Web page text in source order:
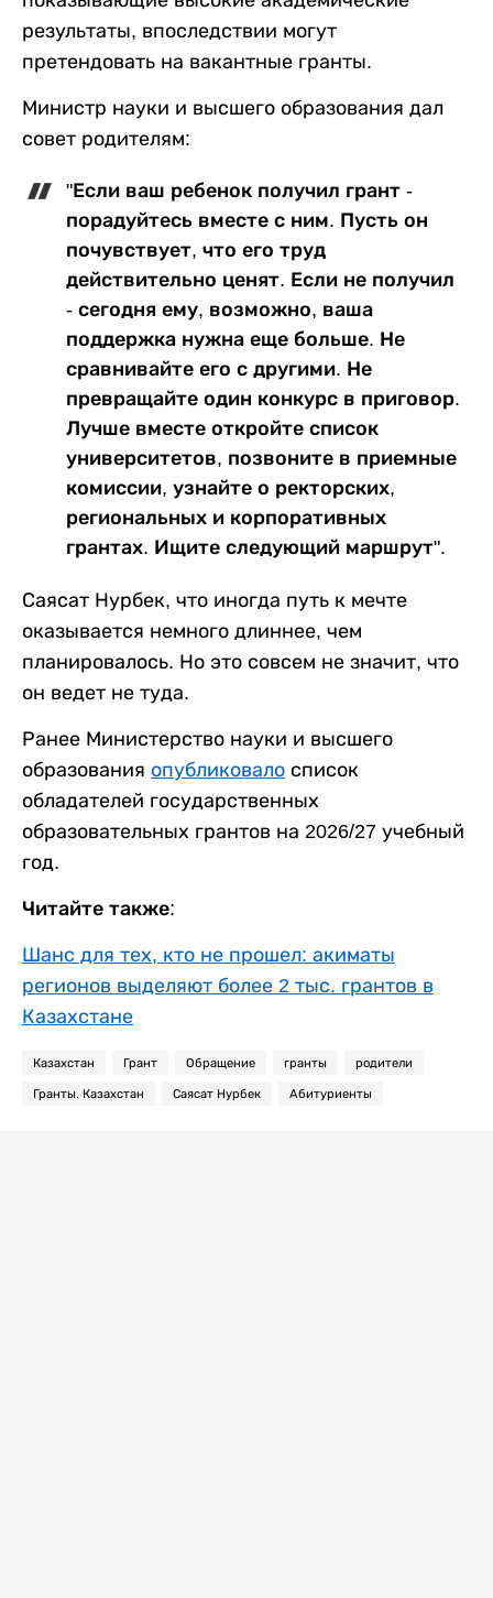
результаты, впоследствии могут
претендовать на вакантные гранты.
Министр науки и высшего образования дал
совет родителям:
"Если ваш ребенок получил грант -
порадуйтесь вместе с ним. Пусть он
почувствует, что его труд
действительно ценят. Если не получил
- сегодня ему, возможно, ваша
поддержка нужна еще больше. Не
сравнивайте его с другими. Не
превращайте один конкурс в приговор.
Лучше вместе откройте список
университетов, позвоните в приемные
комиссии, узнайте о ректорских,
региональных и корпоративных
грантах. Ищите следующий маршрут".
Саясат Нурбек, что иногда путь к мечте
оказывается немного длиннее, чем
планировалось. Но это совсем не значит, что
он ведет не туда.
Ранее Министерство науки и высшего
образования опубликовало список
обладателей государственных
образовательных грантов на 2026/27 учебный
год.
Читайте также:
Шанс для тех, кто не прошел: акиматы
регионов выделяют более 2 тыс. грантов в
Казахстане
Казахстан Грант Обращение гранты родители
Гранты. Казахстан Саясат Нурбек Абитуриенты